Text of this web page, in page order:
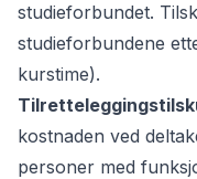
studieforbundet.
studieforbundene
kurstime).
kostnaden ved
personer med